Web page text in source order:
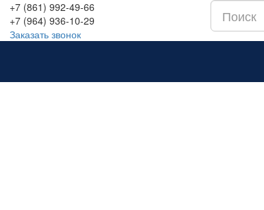
+7 (861) 992-49-66
+7 (964) 936-10-29
Заказать звонок